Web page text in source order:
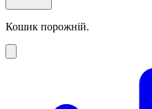
Кошик порожній.